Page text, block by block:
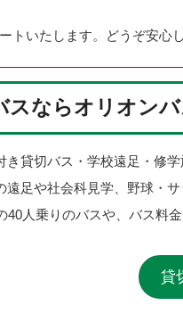
トいたします。どうぞ安心
スならオリオンバ
貸切バス・学校遠足・修
足や社会科見学、野球・
人乗りのバスや、バス料
貸